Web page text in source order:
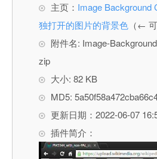
主页： Image Background
独打开的图片的背景色 （←
附件名: Image-
zip
大小: 82 KB
MD5:
更新日期：2022-06-07
插件简介：